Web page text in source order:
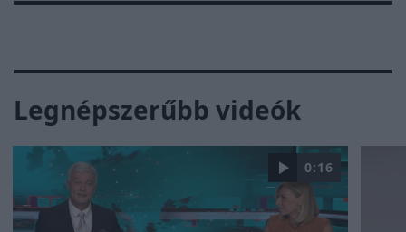
Legnépszerűbb videók
0:16